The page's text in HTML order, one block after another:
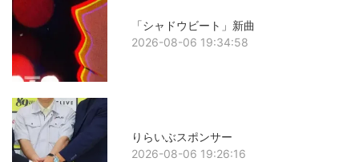
「シャドウビート」新曲
2026-08-06 19:34:58
りらいぶスポンサー
2026-08-06 19:26:16